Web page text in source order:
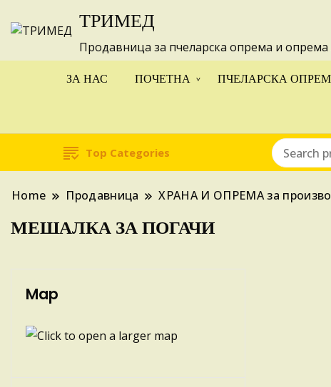
ТРИМЕД
Продавница за пчеларска опрема и
ЗА НАС ПОЧЕТНА ПЧЕЛАРСКА
Top Categories
Home Продавница ХРАНА И ОПРЕМА за
МЕШАЛКА ЗА ПОГАЧИ
Map